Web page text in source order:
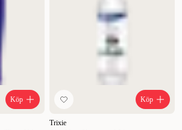
Köp Köp
Trixie